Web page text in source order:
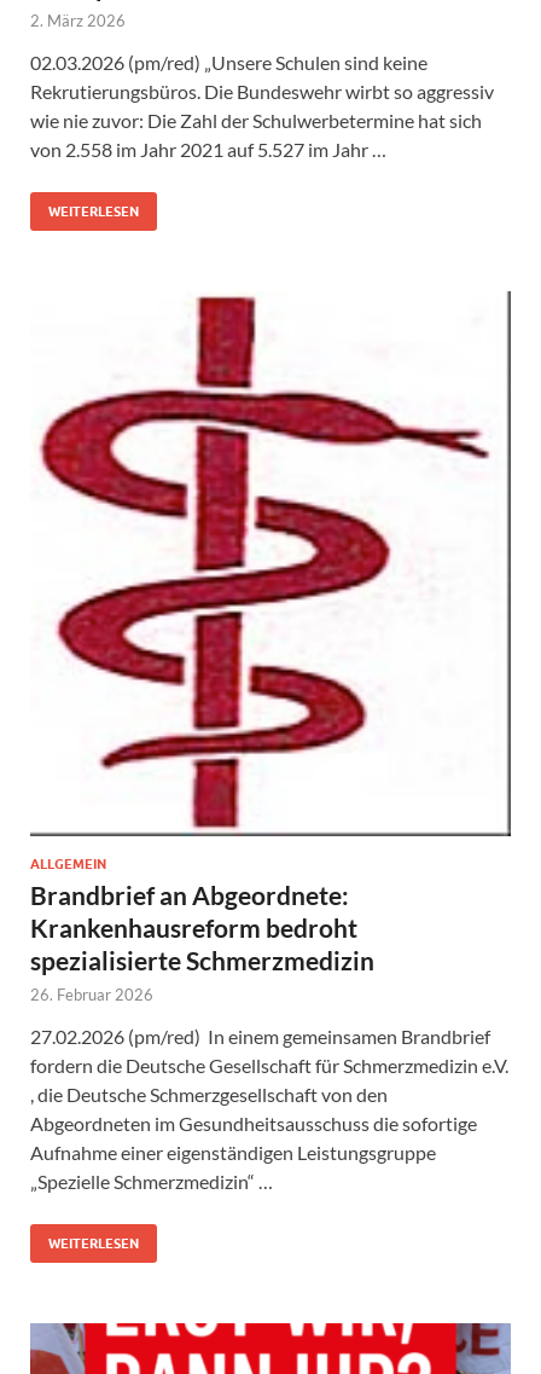
2. März 2026
02.03.2026 (pm/red) „Unsere Schulen sind keine
Rekrutierungsbüros. Die Bundeswehr wirbt so aggressiv
wie nie zuvor: Die Zahl der Schulwerbetermine hat sich
von 2.558 im Jahr 2021 auf 5.527 im Jahr …
WEITERLESEN
ALLGEMEIN
Brandbrief an Abgeordnete:
Krankenhausreform bedroht
spezialisierte Schmerzmedizin
26. Februar 2026
27.02.2026 (pm/red) In einem gemeinsamen Brandbrief
fordern die Deutsche Gesellschaft für Schmerzmedizin e.V.
, die Deutsche Schmerzgesellschaft von den
Abgeordneten im Gesundheitsausschuss die sofortige
Aufnahme einer eigenständigen Leistungsgruppe
„Spezielle Schmerzmedizin“ …
WEITERLESEN